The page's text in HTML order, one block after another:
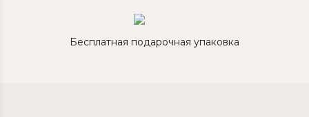
Бесплатная подарочная упаковка